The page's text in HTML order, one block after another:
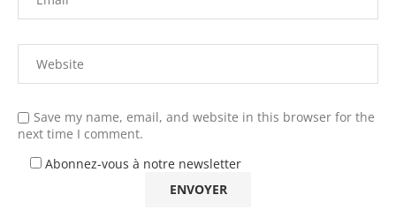
Save my name, email, and website in this browser for the
next time I comment.
Abonnez-vous à notre newsletter